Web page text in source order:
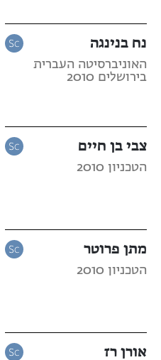
נח בנינגה
האוניברסיטה העברית
בירושלים 2010
צבי בן חיים
הטכניון 2010
מתן פרוטר
הטכניון 2010
אורן רז